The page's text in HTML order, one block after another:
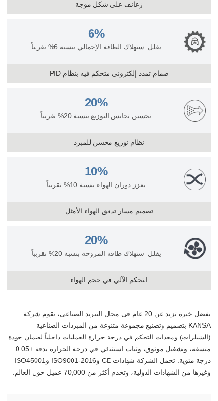
زعانف على شكل موجة
6%
يقلل استهلاك الطاقة الإجمالي بنسبة 6% تقريباً
صمام تمدد إلكتروني متحكم فيه بنظام PID
20%
تحسين تجانس التوزيع بنسبة 20% تقريباً
نظام توزيع محسن للمبرد
10%
يعزز دوران الهواء بنسبة 10% تقريباً
تصميم مسار تدفق الهواء الأمثل
20%
يقلل استهلاك طاقة المروحة بنسبة 20% تقريباً
التحكم الآلي في حجم الهواء
بفضل خبرة تزيد عن 20 عام في مجال التبريد الصناعي، تقوم شركة
KANSA بتصميم وتصنيع مجموعة متنوعة من المبردات الصناعية
(الشيلرات) ومعدات التحكم في درجة حرارة العمليات داخلياً لضمان جودة
متسقة، وتشغيل موثوق، وثبات استثنائي في درجة الحرارة بدقة ±0.05
درجة مئوية. تحمل الشركة شهادات CE وISO9001-2016 وISO45001
وغيرها من الشهادات الدولية، وتخدم أكثر من 70,000 عميل حول العالم.